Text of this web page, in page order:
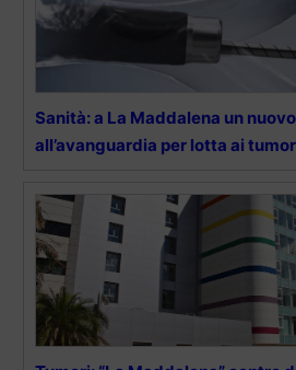
Sanità: a La Maddalena un
all’avanguardia per lotta ai